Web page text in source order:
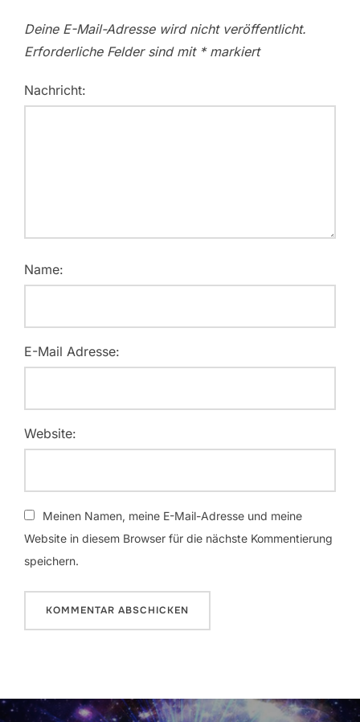
Deine E-Mail-Adresse wird nicht veröffentlicht.
Erforderliche Felder sind mit *markiert
Nachricht:
Name:
E-Mail Adresse:
Website:
Meinen Namen, meine E-Mail-Adresse und meine
Website in diesem Browser für die nächste Kommentierung
speichern.
Beitrags-